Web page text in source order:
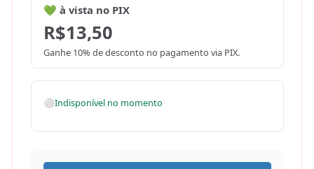
💚 à vista no PIX
R$13,50
Ganhe 10% de desconto no pagamento via PIX.
⚪Indisponível no momento